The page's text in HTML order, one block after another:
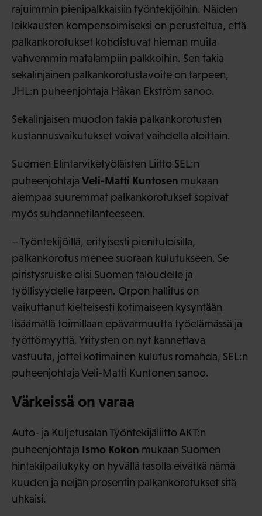
rajuimmin pienipalkkaisiin työntekijöihin. Näiden
leikkausten kompensoimiseksi on perusteltua, että
palkankorotukset kohdistuvat hieman muita
vahvemmin matalampiin palkkoihin. Sen takia
sekalinjainen palkankorotustavoite on tarpeen,
JHL:n puheenjohtaja Håkan Ekström sanoo.
Sekalinjaisen muodon takia palkankorotusten
kustannusvaikutukset voivat vaihdella aloittain.
Suomen Elintarviketyöläisten Liitto SEL:n
puheenjohtaja Veli-Matti Kuntosen mukaan
aiempaa suuremmat palkankorotukset sopivat
myös suhdannetilanteeseen.
– Työntekijöillä, erityisesti pienituloisilla,
palkankorotus menee suoraan kulutukseen. Se
piristysruiske olisi Suomen taloudelle ja
työllisyydelle tarpeen. Orpon hallitus on
vaikuttanut kielteisesti kotimaiseen kysyntään
lisäämällä toimillaan epävarmuutta työelämässä ja
työttömyyttä. Yritysten on nyt kannettava
vastuuta, jottei kotimainen kulutus romahda, SEL:n
puheenjohtaja Veli-Matti Kuntonen sanoo.
Värkeissä on varaa
Auto- ja Kuljetusalan Työntekijäliitto AKT:n
puheenjohtaja Ismo Kokon mukaan Suomen
hintakilpailukyky on hyvällä tasolla eivätkä nämä
kuuden ja neljän prosentin palkankorotukset sitä
uhkaisi.